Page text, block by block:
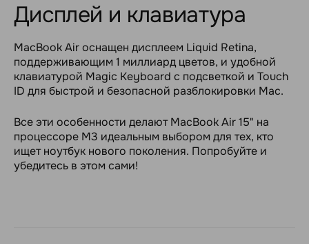
Дисплей и клавиатура
MacBook Air оснащен дисплеем Liquid Retina,
поддерживающим 1 миллиард цветов, и удобной
клавиатурой Magic Keyboard с подсветкой и Touch
ID для быстрой и безопасной разблокировки Mac.
Все эти особенности делают MacBook Air 15" на
процессоре M3 идеальным выбором для тех, кто
ищет ноутбук нового поколения. Попробуйте и
убедитесь в этом сами!